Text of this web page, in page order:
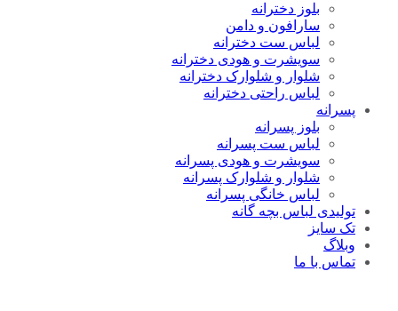
بلوز دخترانه
سارافون و دامن
لباس ست دخترانه
سویشرت و هودی دخترانه
شلوار و شلوارک دخترانه
لباس راحتی دخترانه
پسرانه
بلوز پسرانه
لباس ست پسرانه
سویشرت و هودی پسرانه
شلوار و شلوارک پسرانه
لباس خانگی پسرانه
تولیدی لباس بچه گانه
تک سایز
وبلاگ
تماس با ما